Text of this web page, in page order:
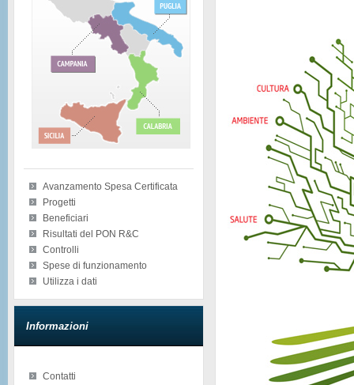
Avanzamento Spesa Certificata
Progetti
Beneficiari
Risultati del PON R&C
Controlli
Spese di funzionamento
Utilizza i dati
Informazioni
Contatti